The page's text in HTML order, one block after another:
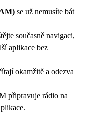
se už nemusíte bát
současně navigaci,
aplikace bez
okamžitě a odezva
připravuje rádio na
- stav nádrže, stav
senzorů
vozů 2008+)